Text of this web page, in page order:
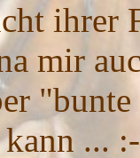
ihrer
mir
kann ...